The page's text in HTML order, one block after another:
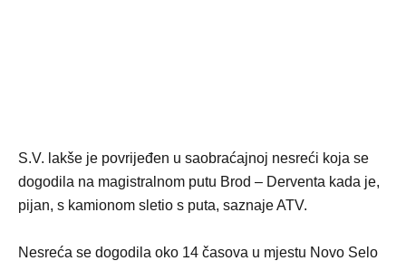
S.V. lakše je povrijeđen u saobraćajnoj nesreći koja se
dogodila na magistralnom putu Brod – Derventa kada je,
pijan, s kamionom sletio s puta, saznaje ATV.
Nesreća se dogodila oko 14 časova u mjestu Novo Selo